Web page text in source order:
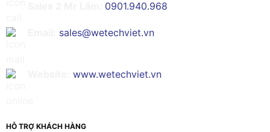
0901.940.968
sales@wetechviet.vn
www.wetechviet.vn
HỖ TRỢ KHÁCH HÀNG